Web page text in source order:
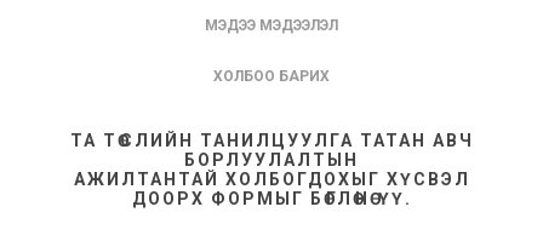
МЭДЭЭ МЭДЭЭЛЭЛ
ХОЛБОО БАРИХ
ТА ТӨСЛИЙН ТАНИЛЦУУЛГА ТАТАН АВЧ
БОРЛУУЛАЛТЫН
АЖИЛТАНТАЙ ХОЛБОГДОХЫГ ХҮСВЭЛ
ДООРХ ФОРМЫГ БӨГЛӨНӨ ҮҮ.